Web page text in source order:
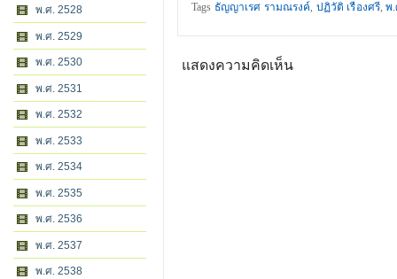
พ.ศ. 2528
พ.ศ. 2529
พ.ศ. 2530
พ.ศ. 2531
พ.ศ. 2532
พ.ศ. 2533
พ.ศ. 2534
พ.ศ. 2535
พ.ศ. 2536
พ.ศ. 2537
พ.ศ. 2538
Tags ธัญญาเรศ รามณรงค์, ปฏิวัติ เรืองศรี,พ.
แสดงความคิดเห็น